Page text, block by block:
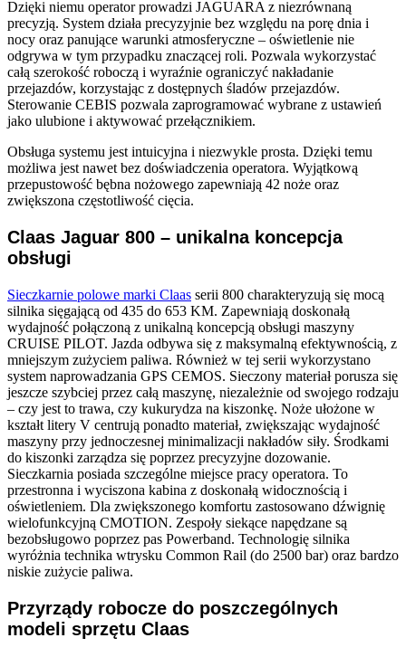
Dzięki niemu operator prowadzi JAGUARA z niezrównaną
precyzją. System działa precyzyjnie bez względu na porę dnia i
nocy oraz panujące warunki atmosferyczne – oświetlenie nie
odgrywa w tym przypadku znaczącej roli. Pozwala wykorzystać
całą szerokość roboczą i wyraźnie ograniczyć nakładanie
przejazdów, korzystając z dostępnych śladów przejazdów.
Sterowanie CEBIS pozwala zaprogramować wybrane z ustawień
jako ulubione i aktywować przełącznikiem.
Obsługa systemu jest intuicyjna i niezwykle prosta. Dzięki temu
możliwa jest nawet bez doświadczenia operatora. Wyjątkową
przepustowość bębna nożowego zapewniają 42 noże oraz
zwiększona częstotliwość cięcia.
Claas Jaguar 800 – unikalna koncepcja
obsługi
Sieczkarnie polowe marki Claas serii 800 charakteryzują się mocą
silnika sięgającą od 435 do 653 KM. Zapewniają doskonałą
wydajność połączoną z unikalną koncepcją obsługi maszyny
CRUISE PILOT. Jazda odbywa się z maksymalną efektywnością, z
mniejszym zużyciem paliwa. Również w tej serii wykorzystano
system naprowadzania GPS CEMOS. Sieczony materiał porusza się
jeszcze szybciej przez całą maszynę, niezależnie od swojego rodzaju
– czy jest to trawa, czy kukurydza na kiszonkę. Noże ułożone w
kształt litery V centrują ponadto materiał, zwiększając wydajność
maszyny przy jednoczesnej minimalizacji nakładów siły. Środkami
do kiszonki zarządza się poprzez precyzyjne dozowanie.
Sieczkarnia posiada szczególne miejsce pracy operatora. To
przestronna i wyciszona kabina z doskonałą widocznością i
oświetleniem. Dla zwiększonego komfortu zastosowano dźwignię
wielofunkcyjną CMOTION. Zespoły siekące napędzane są
bezobsługowo poprzez pas Powerband. Technologię silnika
wyróżnia technika wtrysku Common Rail (do 2500 bar) oraz bardzo
niskie zużycie paliwa.
Przyrządy robocze do poszczególnych
modeli sprzętu Claas